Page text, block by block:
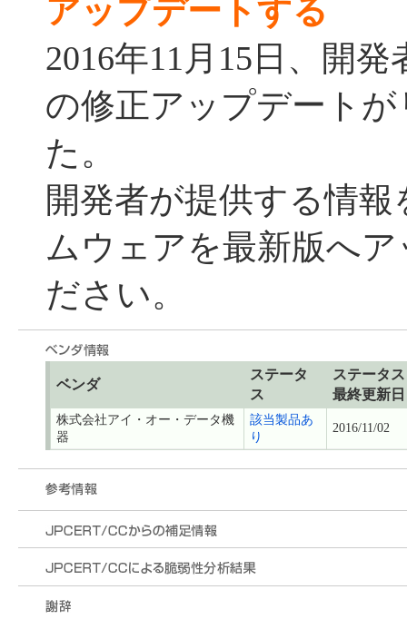
アップデートする
2016年11月15日、開
の修正アップデート
た。
開発者が提供する情
ムウェアを最新版へ
ださい。
ベンダ
ステータ
ス
ステータス
最終更新日
株式会社アイ・オー・データ機
器
該当製品あ
り
2016/11/02